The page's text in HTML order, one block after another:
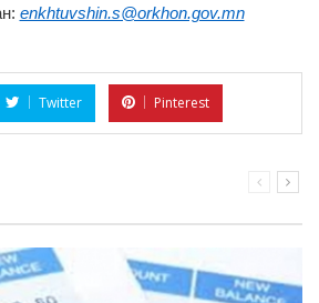
enkhtuvshin.s@orkhon.gov.mn
Twitter Pinterest